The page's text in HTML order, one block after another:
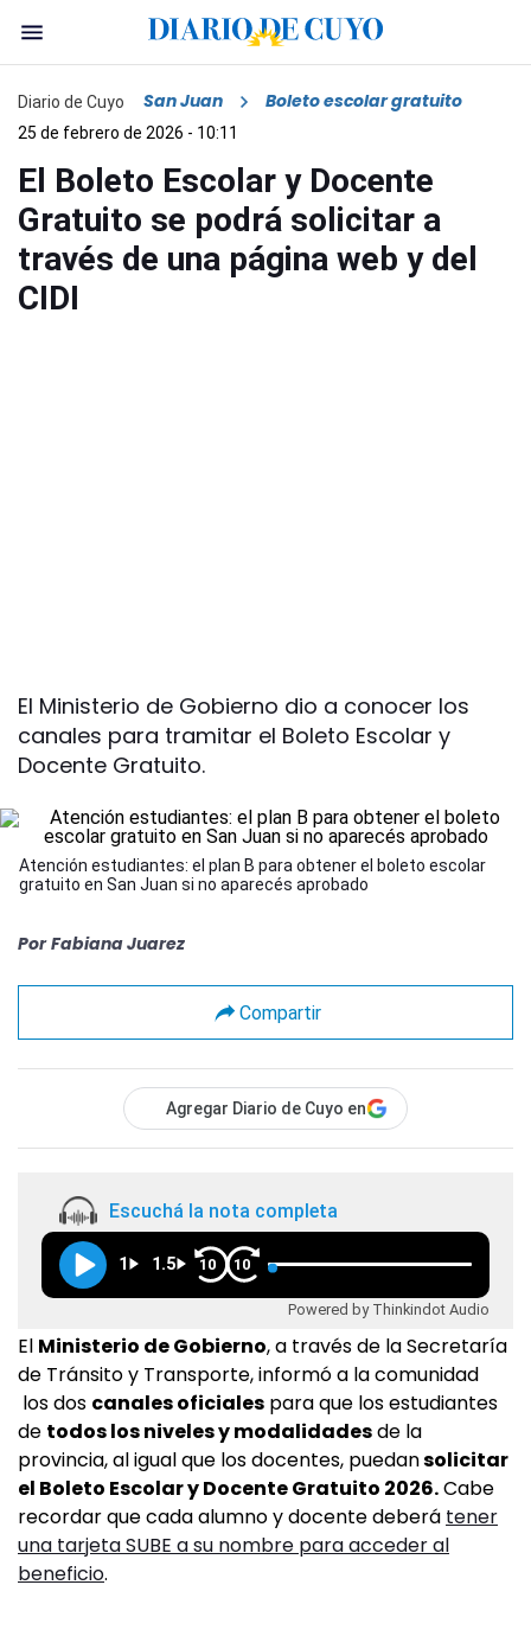
Diario de Cuyo San Juan Boleto escolar gratuito
25 de febrero de 2026 - 10:11
El Boleto Escolar y Docente
Gratuito se podrá solicitar a
través de una página web y del
CIDI
El Ministerio de Gobierno dio a conocer los
canales para tramitar el Boleto Escolar y
Docente Gratuito.
Atención estudiantes: el plan B para obtener el boleto escolar
gratuito en San Juan si no aparecés aprobado
Por Fabiana Juarez
Compartir
Agregar Diario de Cuyo en
Escuchá la nota completa
1 1.5 10 10
Powered by Thinkindot Audio
El Ministerio de Gobierno, a través de la Secretaría
de Tránsito y Transporte, informó a la comunidad
los dos canales oficiales para que los estudiantes
de todos los niveles y modalidadesde la
provincia, al igual que los docentes, puedansolicitar
el Boleto Escolar y Docente Gratuito 2026.Cabe
recordar que cada alumno y docente deberá tener
una tarjeta SUBE a su nombre para acceder al
beneficio.